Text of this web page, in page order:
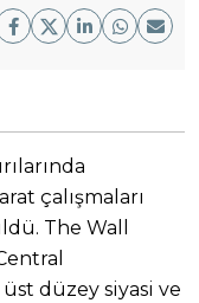
çalışmaları
The Wall
üst düzey siyasi ve